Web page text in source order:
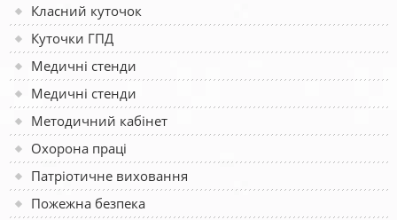
Класний куточок
Куточки ГПД
Медичні стенди
Медичні стенди
Методичний кабінет
Охорона праці
Патріотичне виховання
Пожежна безпека